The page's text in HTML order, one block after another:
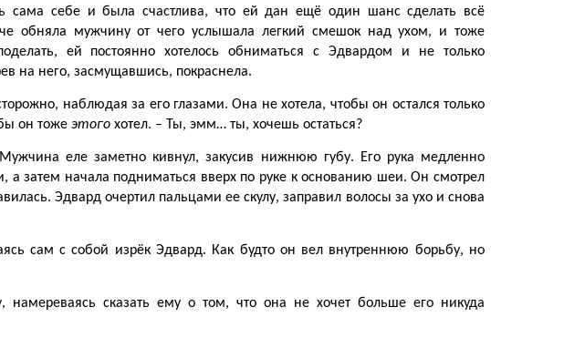
сама себе и была счастлива, что ей дан ещё один шанс сделать всё
обняла мужчину от чего услышала легкий смешок над ухом, и тоже
ей постоянно хотелось обниматься с Эдвардом и не только
на него, засмущавшись, покраснела.
наблюдая за его глазами. Она не хотела, чтобы он остался только
он тоже этого хотел. – Ты, эмм… ты, хочешь остаться?
еле заметно кивнул, закусив нижнюю губу. Его рука медленно
а затем начала подниматься вверх по руке к основанию шеи. Он смотрел
Эдвард очертил пальцами ее скулу, заправил волосы за ухо и снова
сам с собой изрёк Эдвард. Как будто он вел внутреннюю борьбу, но
намереваясь сказать ему о том, что она не хочет больше его никуда